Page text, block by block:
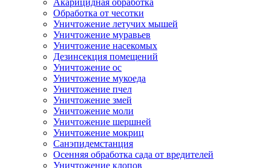
Акарицидная обработка
Обработка от чесотки
Уничтожение летучих мышей
Уничтожение муравьев
Уничтожение насекомых
Дезинсекция помещений
Уничтожение ос
Уничтожение мукоеда
Уничтожение пчел
Уничтожение змей
Уничтожение моли
Уничтожение шершней
Уничтожение мокриц
Санэпидемстанция
Осенняя обработка сада от вредителей
Уничтожение клопов